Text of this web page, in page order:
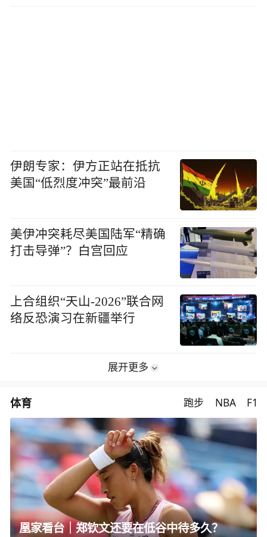
伊朗专家：伊方正站在抵抗
美国“低烈度冲突”最前沿
美伊冲突耗尽美国陆军“精确
打击导弹”？白宫回应
上合组织“天山-2026”联合网
络反恐演习在新疆举行
展开更多
体育 跑步 NBA F1
凰家看台｜郑钦文还要在低谷中待多久？